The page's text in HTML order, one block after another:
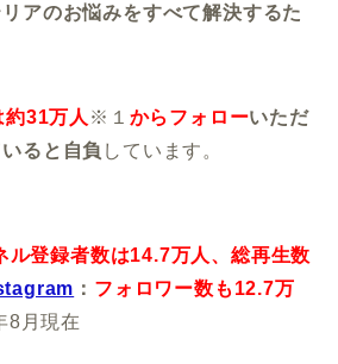
アのお悩みをすべて解決するた
31万人 ※１ からフォローいただ
ると自負 しています。
ル登録者数は14.7万人、総再生数
： フォロワー数も12.7万
8月現在